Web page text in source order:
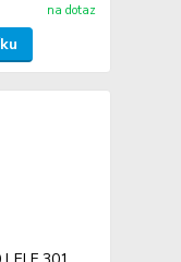
na dotaz